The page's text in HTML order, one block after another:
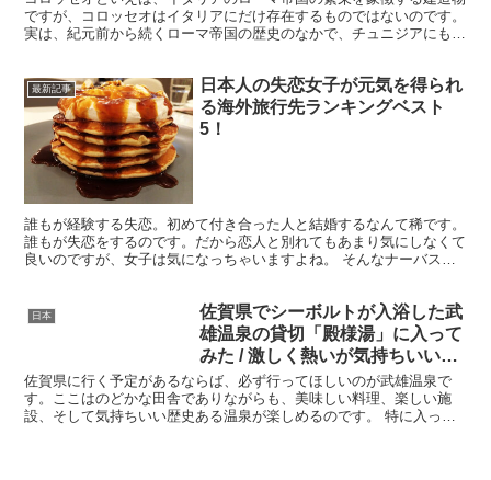
ですが、コロッセオはイタリアにだけ存在するものではないのです。
実は、紀元前から続くローマ帝国の歴史のなかで、チュニジアにもコ
最新記事
日本人の失恋女子が元気を得られ
る海外旅行先ランキングベスト
5！
誰もが経験する失恋。初めて付き合った人と結婚するなんて稀です。
誰もが失恋をするのです。だから恋人と別れてもあまり気にしなくて
良いのですが、女子は気になっちゃいますよね。 そんなナーバスで
日本
佐賀県でシーボルトが入浴した武
雄温泉の貸切「殿様湯」に入って
みた / 激しく熱いが気持ちいい温
泉
佐賀県に行く予定があるならば、必ず行ってほしいのが武雄温泉で
す。ここはのどかな田舎でありながらも、美味しい料理、楽しい施
設、そして気持ちいい歴史ある温泉が楽しめるのです。 特に入って